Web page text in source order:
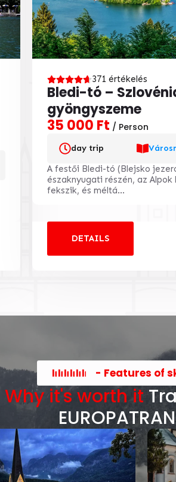
371 értékelés
Bledi-tó –
gyöngyszeme
35 000 Ft / Person
day trip
A festői Bledi-tó (Blejsko
északnyugati részén, az Alpok
fekszik, és méltá...
DETAILS
- Features of
Why it's worth it